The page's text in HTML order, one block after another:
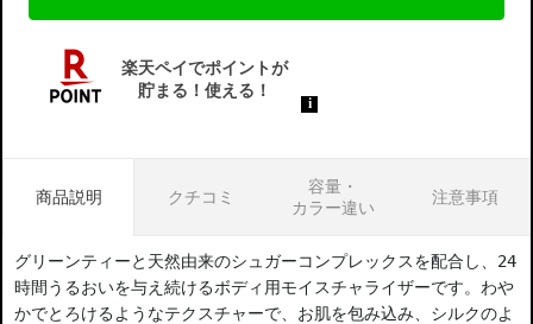
商品説明 クチコミ
容量・
カラー違い
注意事項
グリーンティーと天然由来のシュガーコンプレックスを配合し、24
時間うるおいを与え続けるボディ用モイスチャライザーです。わや
かでとろけるようなテクスチャーで、お肌を包み込み、シルクのよ